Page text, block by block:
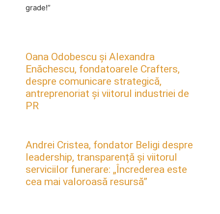
grade!”
Oana Odobescu și Alexandra
Enăchescu, fondatoarele Crafters,
despre comunicare strategică,
antreprenoriat și viitorul industriei de
PR
Andrei Cristea, fondator Beligi despre
leadership, transparență și viitorul
serviciilor funerare: „Încrederea este
cea mai valoroasă resursă”